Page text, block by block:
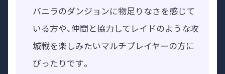
バニラのダンジョンに物足りなさを感じて
いる方や、仲間と協力してレイドのような攻
城戦を楽しみたいマルチプレイヤーの方に
ぴったりです。